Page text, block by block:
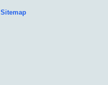
Sitemap